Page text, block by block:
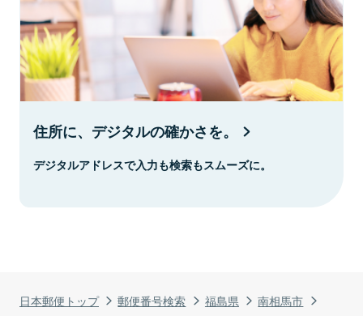
日本郵便トップ 郵便番号検索 福島県
南相馬市
住所に、デジタルの確かさを。
デジタルアドレスで入力も検索もスムーズに。